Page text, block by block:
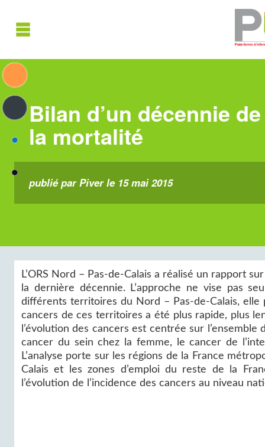
Bilan d’un décennie
la mortalité
publié par Piver le 15 mai 2015
L’ORS Nord – Pas-de-Calais a réalisé un rapport
la dernière décennie. L’approche ne vise pas
différents territoires du Nord – Pas-de-Calais, elle
cancers de ces territoires a été plus rapide, plus
l’évolution des cancers est centrée sur
cancer du sein chez la femme, le cancer de
L’analyse porte sur les régions de la France
Calais et les zones d’emploi du reste de la
l’évolution de l’incidence des cancers au niveau